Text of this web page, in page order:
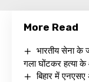
More Read
भारतीय सेना के
गला घोंटकर हत्या के
बिहार में